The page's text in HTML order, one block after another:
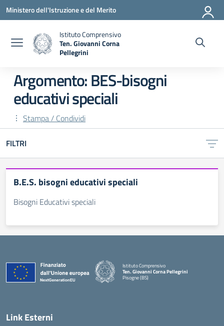
Vai ai contenuti
Vai al menu di navigazione
Vai al footer
Ministero dell'Istruzione e del Merito
Istituto Comprensivo
Ten. Giovanni Corna
Pellegrini
Argomento: BES-bisogni
educativi speciali
Stampa / Condividi
FILTRI
B.E.S. bisogni educativi speciali
Bisogni Educativi speciali
Istituto Comprensivo
Ten. Giovanni Corna Pellegrini
Pisogne (BS)
— Visita la pagina iniziale della scuola
Link Esterni